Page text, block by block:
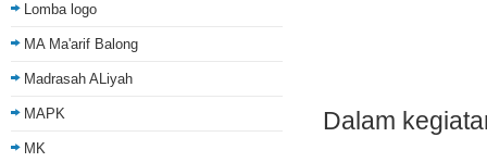
Lomba logo
MA Ma'arif Balong
Madrasah ALiyah
MAPK
MK
Dalam